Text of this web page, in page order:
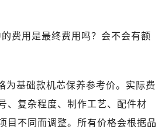
河北省唐山市路南区新华东道100号万达广场写字楼A座10层1002室泰格豪雅售后服务中心（需提前预约）
兰州市七里河区西津西路16号兰州中心写字楼21层2102室泰格豪雅售后服务中心（需提前预约）
重庆市解放碑渝中区民权路28号英利国际金融中心写字楼20层01室泰格豪雅售后服务中心（需提前预约）
业！
费用是最终费用吗？会不会有额
为基础款机芯保养参考价。实际费
、复杂程度、制作工艺、配件材
目不同而调整。所有价格会根据品